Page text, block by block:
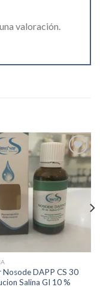
valoración.
Agregar
a la lista
deseos
Nosode DAPP CS 30
Salina GI 10 %